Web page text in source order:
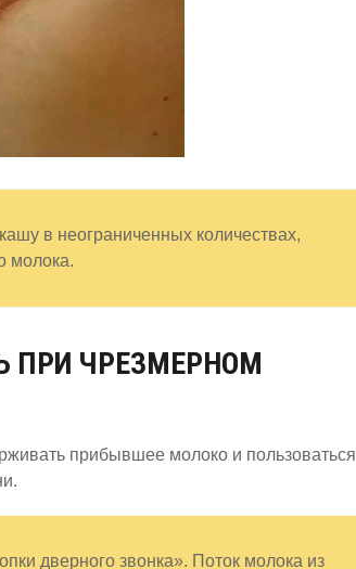
в неограниченных количествах,
молока.
ПРИ ЧРЕЗМЕРНОМ
прибывшее молоко и пользоваться
дверного звонка». Поток молока из